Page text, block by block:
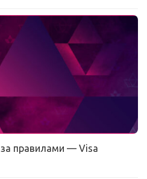
за правилами — Visa